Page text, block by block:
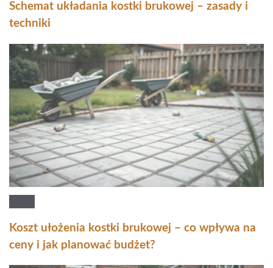
Schemat układania kostki brukowej – zasady i
techniki
Koszt ułożenia kostki brukowej – co wpływa na
ceny i jak planować budżet?